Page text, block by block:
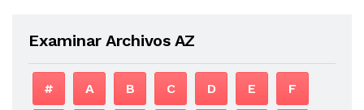
Examinar Archivos AZ
# A B C D E F